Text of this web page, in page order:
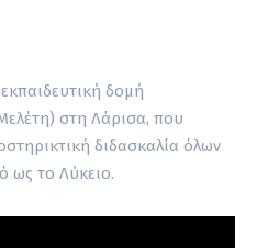
δομή
στη Λάρισα, που
διδασκαλία όλων
ως το Λύκειο.